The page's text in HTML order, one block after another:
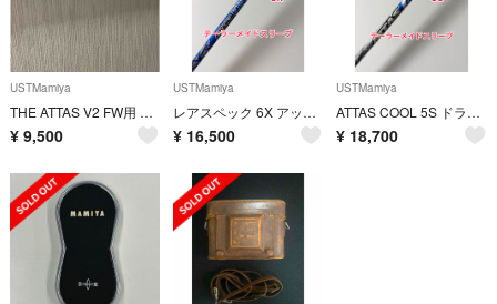
USTMamiya
THE ATTAS V2 FW用 5SR
¥ 9,500
USTMamiya
レアスペック 6X アッタスキング(ATTAS KING)テーラーメイドスリーブ
¥ 16,500
USTMamiya
ATTAS COOL 5S ドライバー用 テーラーメイドスリーブ付き
¥ 18,700